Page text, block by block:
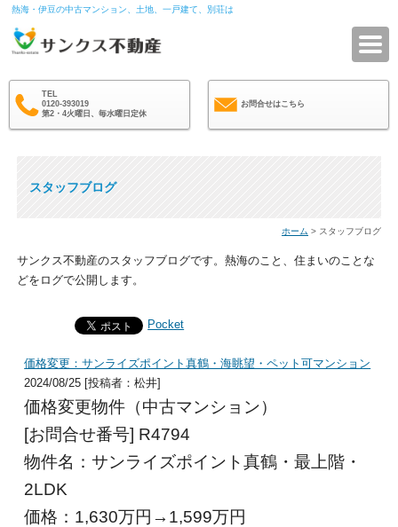
熱海・伊豆の中古マンション、土地、一戸建て、別荘は
TEL
0120-393019
第2・4火曜日、毎水曜日定休
お問合せはこちら
スタッフブログ
ホーム > スタッフブログ
サンクス不動産のスタッフブログです。熱海のこと、住まいのことな
どをログで公開します。
Pocket
価格変更：サンライズポイント真鶴・海眺望・ペット可マンション
2024/08/25 [投稿者：松井]
価格変更物件（中古マンション）
[お問合せ番号] R4794
物件名：サンライズポイント真鶴・最上階・
2LDK
価格：1,630万円→1,599万円